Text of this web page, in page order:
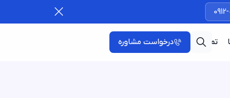
تماس با ما درخواست مشاوره